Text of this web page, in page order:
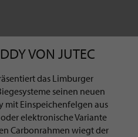
VON JUTEC
das Limburger
seinen neuen
mit Einspeichenfelgen aus
elektronische Variante
Carbonrahmen wiegt der